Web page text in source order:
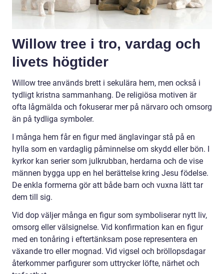
Willow tree i tro, vardag och
livets högtider
Willow tree används brett i sekulära hem, men också i
tydligt kristna sammanhang. De religiösa motiven är
ofta lågmälda och fokuserar mer på närvaro och omsorg
än på tydliga symboler.
I många hem får en figur med änglavingar stå på en
hylla som en vardaglig påminnelse om skydd eller bön. I
kyrkor kan serier som julkrubban, herdarna och de vise
männen bygga upp en hel berättelse kring Jesu födelse.
De enkla formerna gör att både barn och vuxna lätt tar
dem till sig.
Vid dop väljer många en figur som symboliserar nytt liv,
omsorg eller välsignelse. Vid konfirmation kan en figur
med en tonåring i eftertänksam pose representera en
växande tro eller mognad. Vid vigsel och bröllopsdagar
återkommer parfigurer som uttrycker löfte, närhet och